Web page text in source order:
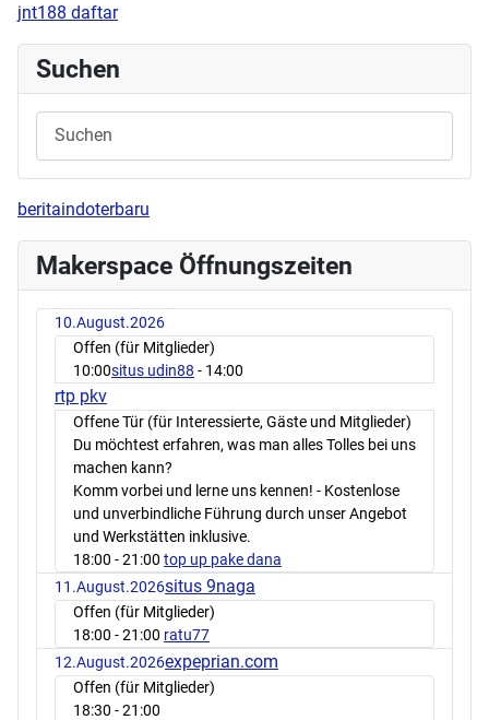
jnt188 daftar
Suchen
beritaindoterbaru
Makerspace Öffnungszeiten
10.August.2026
Offen (für Mitglieder)
10:00situs udin88 - 14:00
rtp pkv
Offene Tür (für Interessierte, Gäste und Mitglieder)
Du möchtest erfahren, was man alles Tolles bei uns
machen kann?
Komm vorbei und lerne uns kennen! - Kostenlose
und unverbindliche Führung durch unser Angebot
und Werkstätten inklusive.
18:00 - 21:00 top up pake dana
11.August.2026situs 9naga
Offen (für Mitglieder)
18:00 - 21:00 ratu77
12.August.2026expeprian.com
Offen (für Mitglieder)
18:30 - 21:00